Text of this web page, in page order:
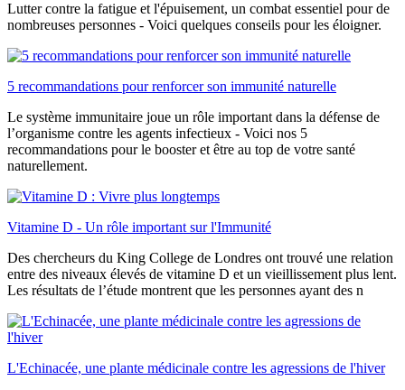
Lutter contre la fatigue et l'épuisement, un combat essentiel pour de
nombreuses personnes - Voici quelques conseils pour les éloigner.
5 recommandations pour renforcer son immunité naturelle
Le système immunitaire joue un rôle important dans la défense de
l’organisme contre les agents infectieux - Voici nos 5
recommandations pour le booster et être au top de votre santé
naturellement.
Vitamine D - Un rôle important sur l'Immunité
Des chercheurs du King College de Londres ont trouvé une relation
entre des niveaux élevés de vitamine D et un vieillissement plus lent.
Les résultats de l’étude montrent que les personnes ayant des n
L'Echinacée, une plante médicinale contre les agressions de l'hiver